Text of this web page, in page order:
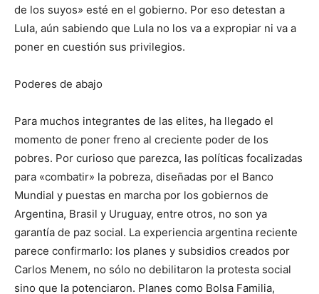
de los suyos» esté en el gobierno. Por eso detestan a
Lula, aún sabiendo que Lula no los va a expropiar ni va a
poner en cuestión sus privilegios.
Poderes de abajo
Para muchos integrantes de las elites, ha llegado el
momento de poner freno al creciente poder de los
pobres. Por curioso que parezca, las políticas focalizadas
para «combatir» la pobreza, diseñadas por el Banco
Mundial y puestas en marcha por los gobiernos de
Argentina, Brasil y Uruguay, entre otros, no son ya
garantía de paz social. La experiencia argentina reciente
parece confirmarlo: los planes y subsidios creados por
Carlos Menem, no sólo no debilitaron la protesta social
sino que la potenciaron. Planes como Bolsa Familia,